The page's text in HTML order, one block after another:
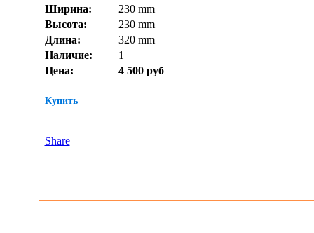
Ширина:
230 mm
Высота:
230 mm
Длина:
320 mm
Наличие:
1
Цена:
4 500 руб
Купить
Share |